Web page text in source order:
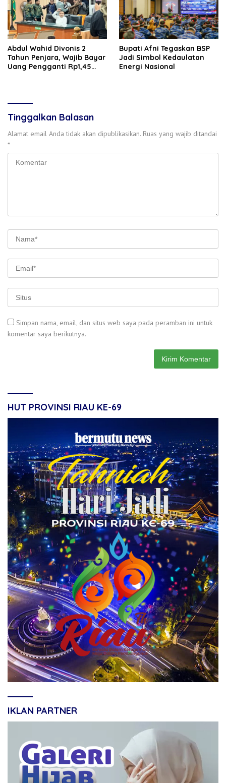
‎‎Abdul Wahid Divonis 2
Tahun Penjara, Wajib Bayar
Uang Pengganti Rp1,45
Bupati Afni Tegaskan BSP
Jadi Simbol Kedaulatan
Energi Nasional
Tinggalkan Balasan
Alamat email Anda tidak akan dipublikasikan. Ruas yang wajib ditandai
*
Simpan nama, email, dan situs web saya pada peramban ini untuk
komentar saya berikutnya.
HUT PROVINSI RIAU KE-69
IKLAN PARTNER